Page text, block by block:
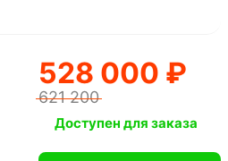
528 000 ₽
621 200
Доступен для заказа